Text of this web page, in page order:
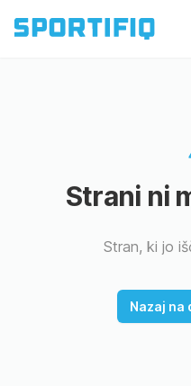
Strani ni
Stran, ki jo
Nazaj na